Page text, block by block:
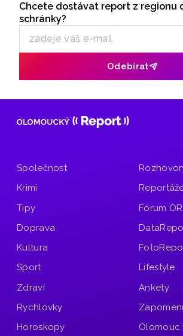
Odběr newsletteru
Chcete dostávat report z regionu
schránky?
Odebírat
Společnost
Krimi
Tipy
Doprava
Kultura
Sport
Zdraví
Rychlovky
Horoskopy
Fórum OR
Lifestyle
Ankety
Olomouc